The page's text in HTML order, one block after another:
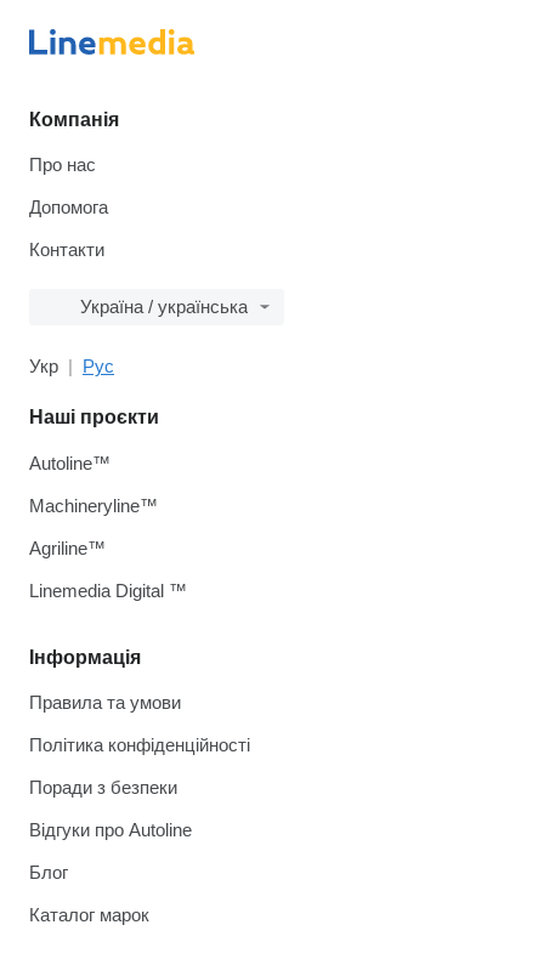
Компанія
Про нас
Допомога
Контакти
Україна / українська
Укр Рус
Інформація
Правила та умови
Політика конфіденційності
Поради з безпеки
Відгуки про Autoline
Блог
Каталог марок
Наші проєкти
Autoline™
Machineryline™
Agriline™
Linemedia Digital ™